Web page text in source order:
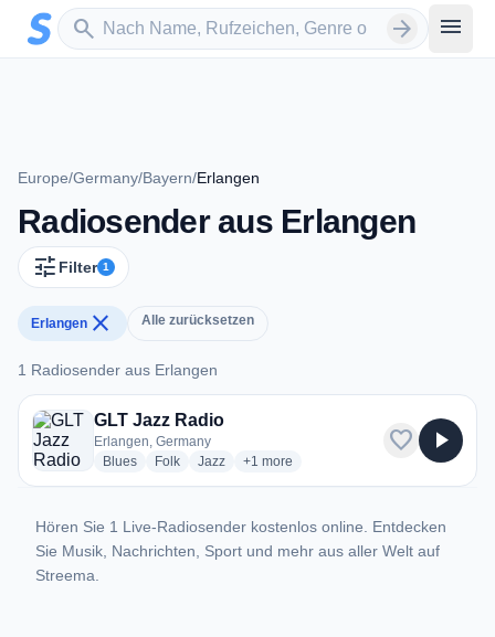
Zum Hauptinhalt springen
search
Sender suchen arrow_forward menu
Europe/Germany/Bayern/Erlangen
Radiosender aus Erlangen
tune Filter 1
Erlangen close Alle zurücksetzen
1 Radiosender aus Erlangen
1 Radiosender aus Erlangen
GLT Jazz Radio
Erlangen, Germany
Bluesradio stations
Folkradio stations
Jazzradio stations
+1 more genres for GLT Jazz Radio
more
favorite play_arrow
Hören Sie 1 Live-Radiosender kostenlos online. Entdecken
Sie Musik, Nachrichten, Sport und mehr aus aller Welt auf
Streema.